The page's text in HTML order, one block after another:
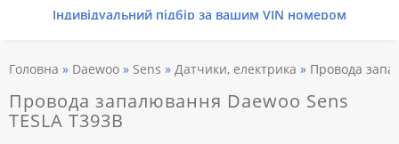
Головна Daewoo Sens Датчики, електрика Провода
Провода запалювання Daewoo Sens
TESLA T393B